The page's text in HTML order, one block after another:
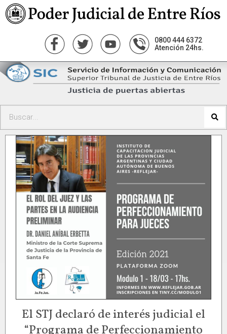
0800 444 6372
Atención 24hs.
El STJ declaró de interés judicial el
“Programa de Perfeccionamiento